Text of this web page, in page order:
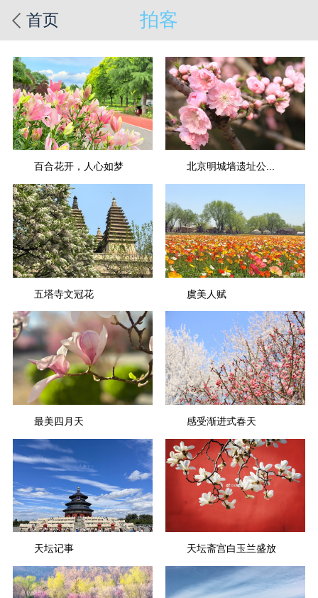
首页 拍客
百合花开，人心如梦 北京明城墙遗址公...
五塔寺文冠花 虞美人赋
最美四月天 感受渐进式春天
天坛记事 天坛斋宫白玉兰盛放